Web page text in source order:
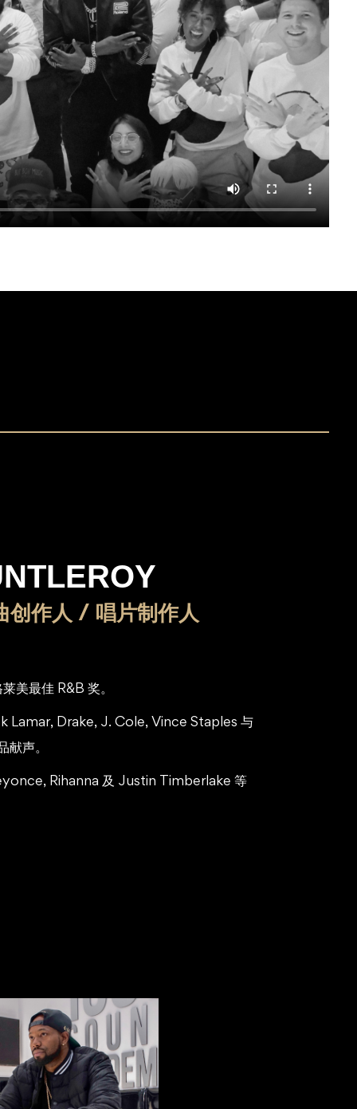
作人 / 唱片制作人
美最佳 R&B 奖。
Lamar, Drake, J. Cole, Vince Staples 与
声。
Rihanna 及 Justin Timberlake 等